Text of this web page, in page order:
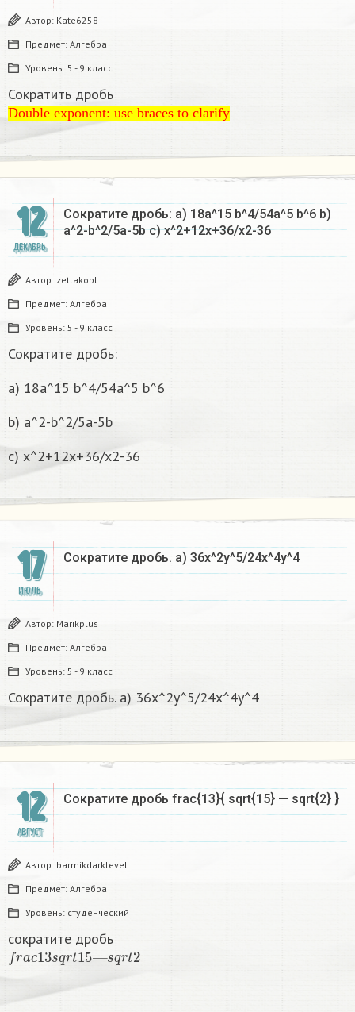
Автор: Kate6258
Предмет: Алгебра
Уровень: 5 - 9 класс
Сократить дробь
Double exponent: use braces to clarify
Double exponent: use braces to clarify
12
ДЕКАБРЬ
Сократите дробь: а) 18а^15 b^4/54a^5 b^6 b)
a^2-b^2/5a-5b c) x^2+12x+36/x2-36
Автор: zettakopl
Предмет: Алгебра
Уровень: 5 - 9 класс
Сократите дробь:
а) 18а^15 b^4/54a^5 b^6
b) a^2-b^2/5a-5b
c) x^2+12x+36/x2-36
17
ИЮЛЬ
Сократите дробь. а) 36х^2у^5/24х^4у^4​
Автор: Marikplus
Предмет: Алгебра
Уровень: 5 - 9 класс
Сократите дробь. а) 36х^2у^5/24х^4у^4​
12
АВГУСТ
Сократите дробь frac{13}{ sqrt{15} — sqrt{2} } ​
Автор: barmikdarklevel
Предмет: Алгебра
Уровень: студенческий
сократите дробь
frac13sqrt 15—sq 2